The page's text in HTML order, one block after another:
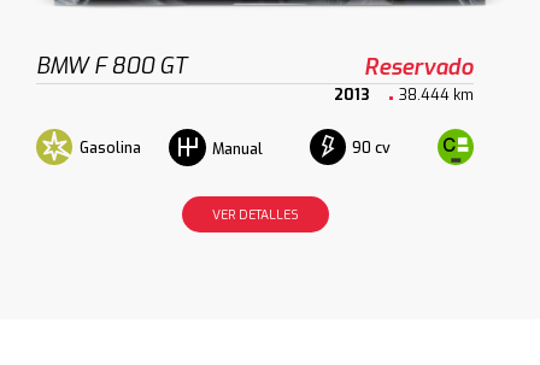
BMW F 800 GT Reservado
2013 38.444 km
Gasolina Manual 90 cv
VER DETALLES